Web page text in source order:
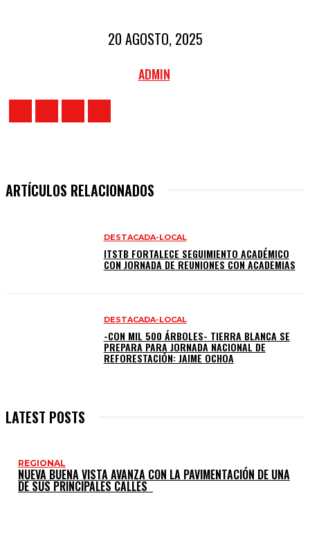
20 AGOSTO, 2025
ADMIN
ARTÍCULOS RELACIONADOS
DESTACADA-LOCAL
ITSTB FORTALECE SEGUIMIENTO ACADÉMICO
CON JORNADA DE REUNIONES CON ACADEMIAS
DESTACADA-LOCAL
-CON MIL 500 ÁRBOLES- TIERRA BLANCA SE
PREPARA PARA JORNADA NACIONAL DE
REFORESTACIÓN: JAIME OCHOA
LATEST POSTS
REGIONAL
NUEVA BUENA VISTA AVANZA CON LA PAVIMENTACIÓN DE UNA
DE SUS PRINCIPALES CALLES